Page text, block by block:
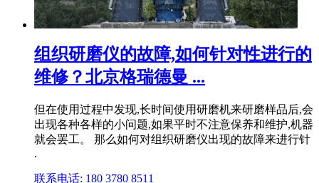
组织研磨仪的故障,如何针对性进行的
维修？北京格瑞德曼 ...
但在使用过程中发现,长时间使用研磨机来研磨样品后,会
出现各种各样的小问题,如果平时不注意保养和维护,机器
就会罢工。 那么如何对组织研磨仪出现的故障来进行针
.
联系电话: 180 3780 8511